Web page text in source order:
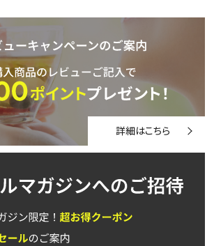
詳細はこちら